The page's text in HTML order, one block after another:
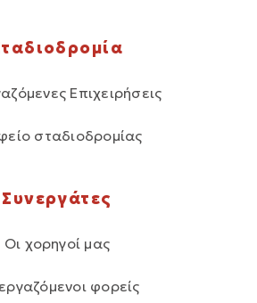
Επιχειρήσεις
σταδιοδρομίας
Συνεργάτες
Οι χορηγοί μας
φορείς